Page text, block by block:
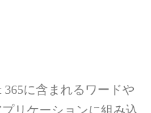
に含まれるワードや
リケーションに組み込